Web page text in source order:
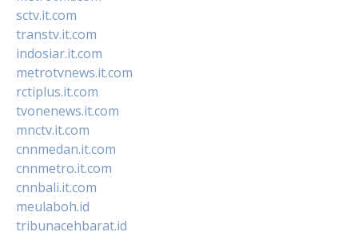
sctv.it.com
transtv.it.com
indosiar.it.com
metrotvnews.it.com
rctiplus.it.com
tvonenews.it.com
mnctv.it.com
cnnmedan.it.com
cnnmetro.it.com
cnnbali.it.com
meulaboh.id
tribunacehbarat.id